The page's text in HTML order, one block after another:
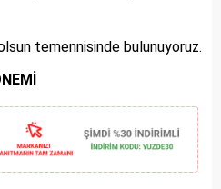
temennisinde bulunuyoruz.